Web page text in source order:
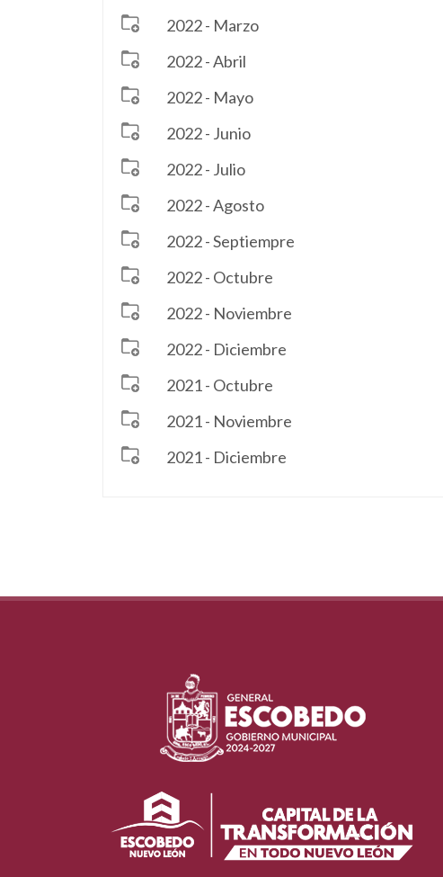
2022 - Marzo
2022 - Abril
2022 - Mayo
2022 - Junio
2022 - Julio
2022 - Agosto
2022 - Septiempre
2022 - Octubre
2022 - Noviembre
2022 - Diciembre
2021 - Octubre
2021 - Noviembre
2021 - Diciembre